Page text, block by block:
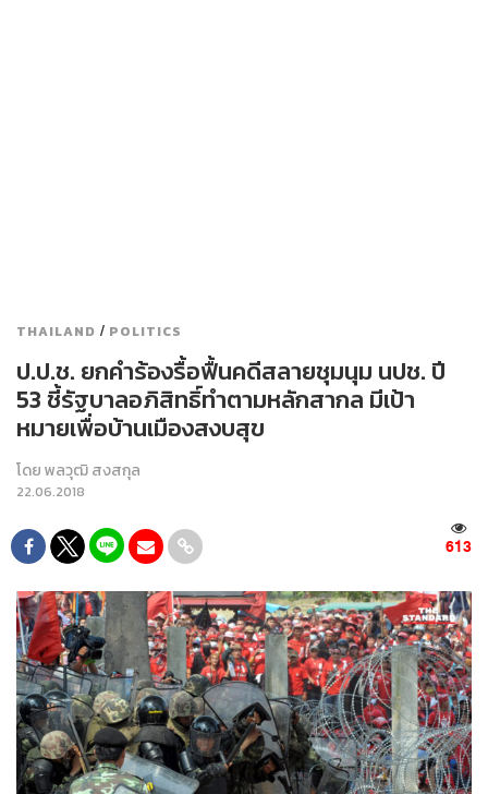
THAILAND / POLITICS
ป.ป.ช. ยกคำร้องรื้อฟื้นคดีสลายชุมนุม นปช. ปี
53 ชี้รัฐบาลอภิสิทธิ์ทำตามหลักสากล มีเป้า
หมายเพื่อบ้านเมืองสงบสุข
โดยพลวุฒิ สงสกุล
22.06.2018
613